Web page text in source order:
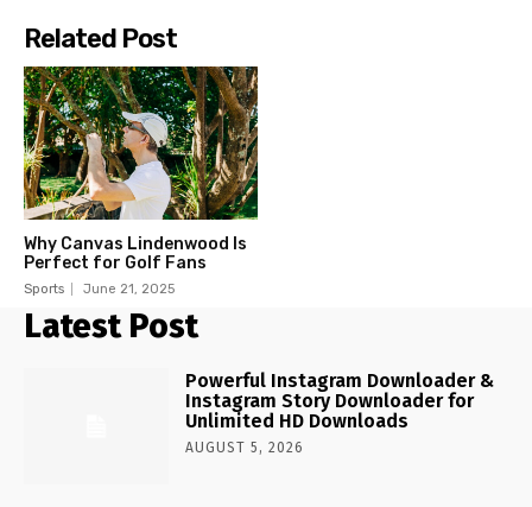
Related Post
Why Canvas Lindenwood Is
Perfect for Golf Fans
Sports June 21, 2025
Latest Post
Powerful Instagram Downloader &
Instagram Story Downloader for
Unlimited HD Downloads
AUGUST 5, 2026